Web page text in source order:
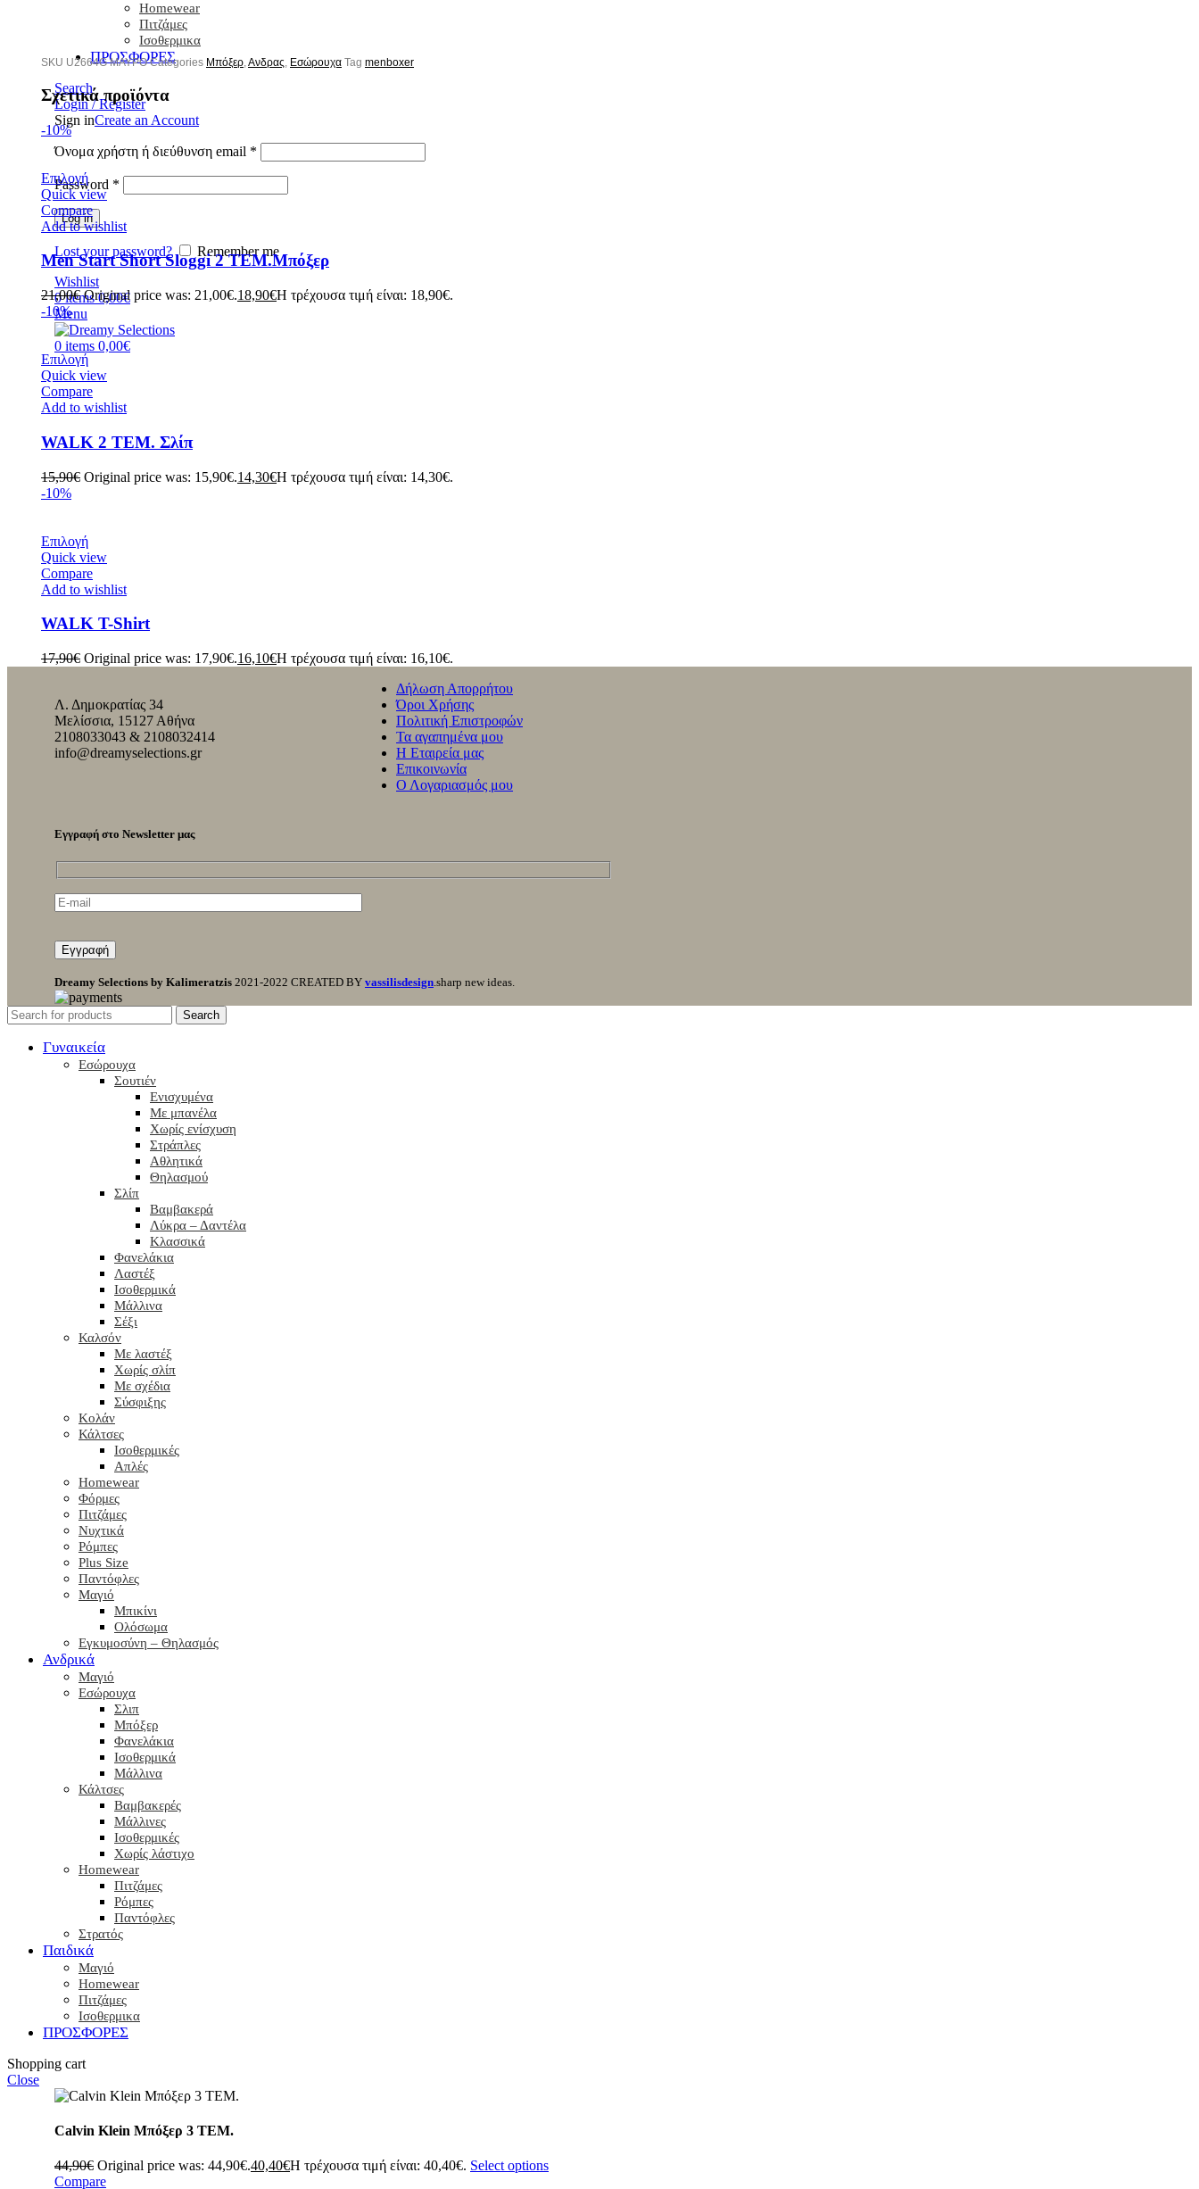
Homewear
Πιτζάμες
Ισοθερμικα
ΠΡΟΣΦΟΡΕΣ
Search
Login / Register
Sign inCreate an Account
Όνομα χρήστη ή διεύθυνση email *
Password *
Log in
Lost your password?
Remember me
Wishlist
0items 0,00€
Menu
0 items 0,00€
SKU U2664G ΜΑΥΡΟCategories Μπόξερ,Ανδρας, Εσώρουχα Tag menboxer
Σχετικά προϊόντα
-10%
Επιλογή
Quick view
Compare
Add to wishlist
Men Start Short Sloggi 2 ΤΕΜ.Μπόξερ
21,00€ Original price was: 21,00€.18,90€Η τρέχουσα τιμή είναι: 18,90€.
-10%
Επιλογή
Quick view
Compare
Add to wishlist
WALK 2 ΤΕΜ. Σλίπ
15,90€ Original price was: 15,90€.14,30€Η τρέχουσα τιμή είναι: 14,30€.
-10%
Επιλογή
Quick view
Compare
Add to wishlist
WALK T-Shirt
17,90€ Original price was: 17,90€.16,10€Η τρέχουσα τιμή είναι: 16,10€.
Λ. Δημοκρατίας 34
Μελίσσια, 15127 Αθήνα
2108033043 & 2108032414
info@dreamyselections.gr
Δήλωση Απορρήτου
Όροι Χρήσης
Πολιτική Επιστροφών
Τα αγαπημένα μου
Η Εταιρεία μας
Επικοινωνία
Ο Λογαριασμός μου
Εγγραφή στο Newsletter μας
Dreamy Selections by Kalimeratzis 2021-2022 CREATED BY vassilisdesign .sharp new ideas.
Search
Γυναικεία
Εσώρουχα
Σουτιέν
Ενισχυμένα
Με μπανέλα
Χωρίς ενίσχυση
Στράπλες
Αθλητικά
Θηλασμού
Σλίπ
Βαμβακερά
Λύκρα – Δαντέλα
Κλασσικά
Φανελάκια
Λαστέξ
Ισοθερμικά
Μάλλινα
Σέξι
Καλσόν
Με λαστέξ
Χωρίς σλίπ
Με σχέδια
Σύσφιξης
Κολάν
Κάλτσες
Ισοθερμικές
Απλές
Homewear
Φόρμες
Πιτζάμες
Νυχτικά
Ρόμπες
Plus Size
Παντόφλες
Μαγιό
Μπικίνι
Ολόσωμα
Εγκυμοσύνη – Θηλασμός
Ανδρικά
Μαγιό
Εσώρουχα
Σλιπ
Μπόξερ
Φανελάκια
Ισοθερμικά
Μάλλινα
Κάλτσες
Βαμβακερές
Μάλλινες
Ισοθερμικές
Χωρίς λάστιχο
Homewear
Πιτζάμες
Ρόμπες
Παντόφλες
Στρατός
Παιδικά
Μαγιό
Homewear
Πιτζάμες
Ισοθερμικα
ΠΡΟΣΦΟΡΕΣ
Shopping cart
Close
Calvin Klein Μπόξερ 3 ΤΕΜ.
44,90€ Original price was: 44,90€.40,40€Η τρέχουσα τιμή είναι: 40,40€. Select options
Compare